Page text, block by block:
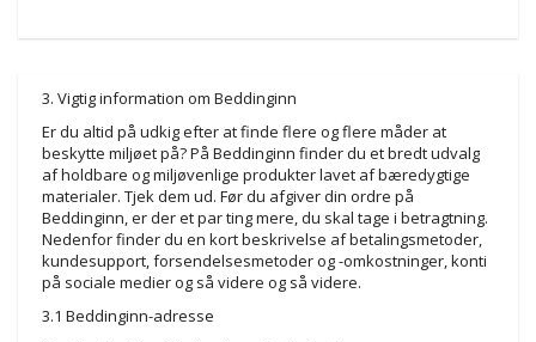
3. Vigtig information om Beddinginn
Er du altid på udkig efter at finde flere og flere måder at
beskytte miljøet på? På Beddinginn finder du et bredt udvalg
af holdbare og miljøvenlige produkter lavet af bæredygtige
materialer. Tjek dem ud. Før du afgiver din ordre på
Beddinginn, er der et par ting mere, du skal tage i betragtning.
Nedenfor finder du en kort beskrivelse af betalingsmetoder,
kundesupport, forsendelsesmetoder og -omkostninger, konti
på sociale medier og så videre og så videre.
3.1 Beddinginn-adresse